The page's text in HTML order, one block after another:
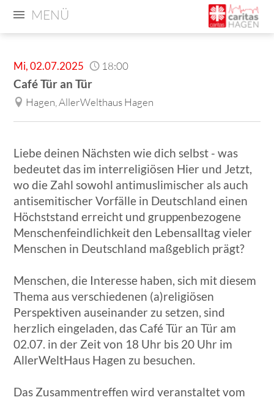
MENÜ
Mi,02.07.2025 18:00
Café Tür an Tür
Hagen, AllerWelthaus Hagen
Liebe deinen Nächsten wie dich selbst - was
bedeutet das im interreligiösen Hier und Jetzt,
wo die Zahl sowohl antimuslimischer als auch
antisemitischer Vorfälle in Deutschland einen
Höchststand erreicht und gruppenbezogene
Menschenfeindlichkeit den Lebensalltag vieler
Menschen in Deutschland maßgeblich prägt?
Menschen, die Interesse haben, sich mit diesem
Thema aus verschiedenen (a)religiösen
Perspektiven auseinander zu setzen, sind
herzlich eingeladen, das Café Tür an Tür am
02.07. in der Zeit von 18 Uhr bis 20 Uhr im
AllerWeltHaus Hagen zu besuchen.
Das Zusammentreffen wird veranstaltet vom